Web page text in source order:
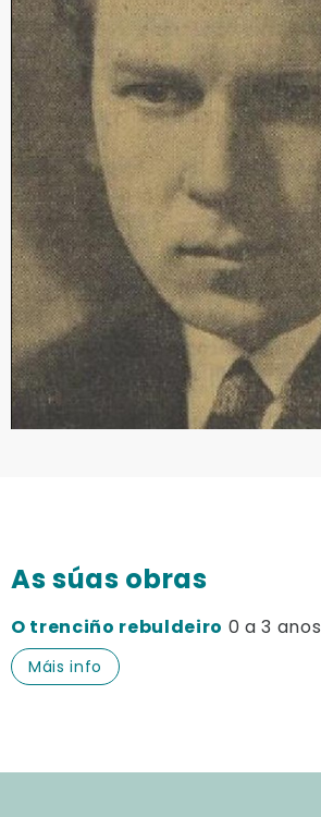
As súas obras
O trenciño rebuldeiro 0 a 3 anos
Máis info